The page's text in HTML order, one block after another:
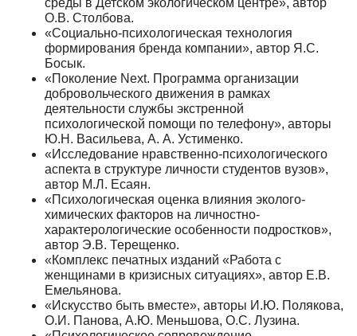
среды в Детском экологическом центре», автор
О.В. Столбова.
«Социально-психологическая технология
формирования бренда компании», автор Я.С.
Босык.
«Поколение Next. Программа организации
добровольческого движения в рамках
деятельности службы экстренной
психологической помощи по телефону», авторы
Ю.Н. Васильева, А. А. Устименко.
«Исследование нравственно-психологического
аспекта в структуре личности студентов вузов»,
автор М.Л. Есаян.
«Психологическая оценка влияния эколого-
химических факторов на личностно-
характерологические особенности подростков»,
автор Э.В. Терещенко.
«Комплекс печатных изданий «Работа с
женщинами в кризисных ситуациях», автор Е.В.
Емельянова.
«Искусство быть вместе», авторы И.Ю. Полякова,
О.И. Панова, А.Ю. Меньшова, О.С. Лузина.